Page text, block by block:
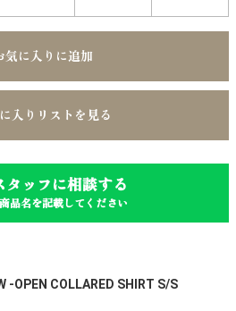
気に入りに追加
入りリストを見る
タッフに相談する
品名を記載してください
-OPEN COLLARED SHIRT S/S